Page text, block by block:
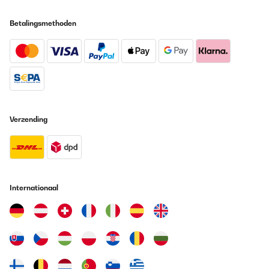
GECONTROLEERDE BEOORDELING
19/05/2025
Wir nutzen diese Brotdose nun seit einigen Monaten täglich und
sind sehr zufrieden. Die Qualität ist wirklich top: Der Kunststoff
für Kinderhände perfekt geeignet. Besonders praktisch finden
auch in der Spülmaschine. Die Farbe ist toll und bleibt auch nach
vielen Spülgängen schön kräftig. Ein weiterer Pluspunkt: Die
Brotdose passt perfekt in den Ergobag-Schulranzen und hat
Sicht gerechtfertigt – vor allem, wenn sie im Angebot ist.
weiterempfehlen!
Vertaal
Betalingsmethoden
Verzending
Internationaal